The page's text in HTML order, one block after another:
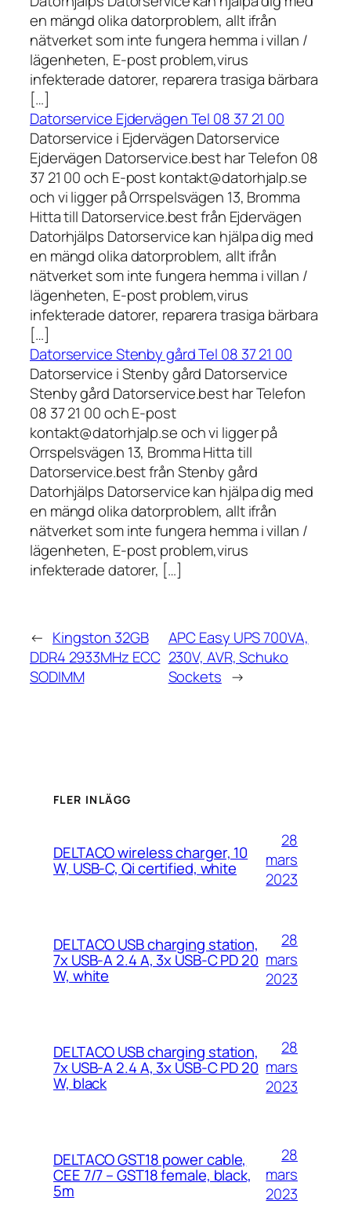
en mängd olika datorproblem, allt ifrån
nätverket som inte fungera hemma i villan /
lägenheten, E-post problem,virus
infekterade datorer, reparera trasiga bärbara
[…]
Datorservice Ejdervägen Tel 08 37 21 00
Datorservice i Ejdervägen Datorservice
Ejdervägen Datorservice.best har Telefon 08
37 21 00 och E-post kontakt@datorhjalp.se
och vi ligger på Orrspelsvägen 13, Bromma
Hitta till Datorservice.best från Ejdervägen
Datorhjälps Datorservice kan hjälpa dig med
en mängd olika datorproblem, allt ifrån
nätverket som inte fungera hemma i villan /
lägenheten, E-post problem,virus
infekterade datorer, reparera trasiga bärbara
[…]
Datorservice Stenby gård Tel 08 37 21 00
Datorservice i Stenby gård Datorservice
Stenby gård Datorservice.best har Telefon
08 37 21 00 och E-post
kontakt@datorhjalp.se och vi ligger på
Orrspelsvägen 13, Bromma Hitta till
Datorservice.best från Stenby gård
Datorhjälps Datorservice kan hjälpa dig med
en mängd olika datorproblem, allt ifrån
nätverket som inte fungera hemma i villan /
lägenheten, E-post problem,virus
infekterade datorer, […]
← Kingston 32GB
DDR4 2933MHz ECC
SODIMM
APC Easy UPS 700VA,
230V, AVR, Schuko
Sockets →
FLER INLÄGG
DELTACO wireless charger, 10
W, USB-C, Qi certified, white
28
mars
2023
DELTACO USB charging station,
7x USB-A 2.4 A, 3x USB-C PD 20
W, white
28
mars
2023
DELTACO USB charging station,
7x USB-A 2.4 A, 3x USB-C PD 20
W, black
28
mars
2023
DELTACO GST18 power cable,
CEE 7/7 – GST18 female, black,
5m
28
mars
2023